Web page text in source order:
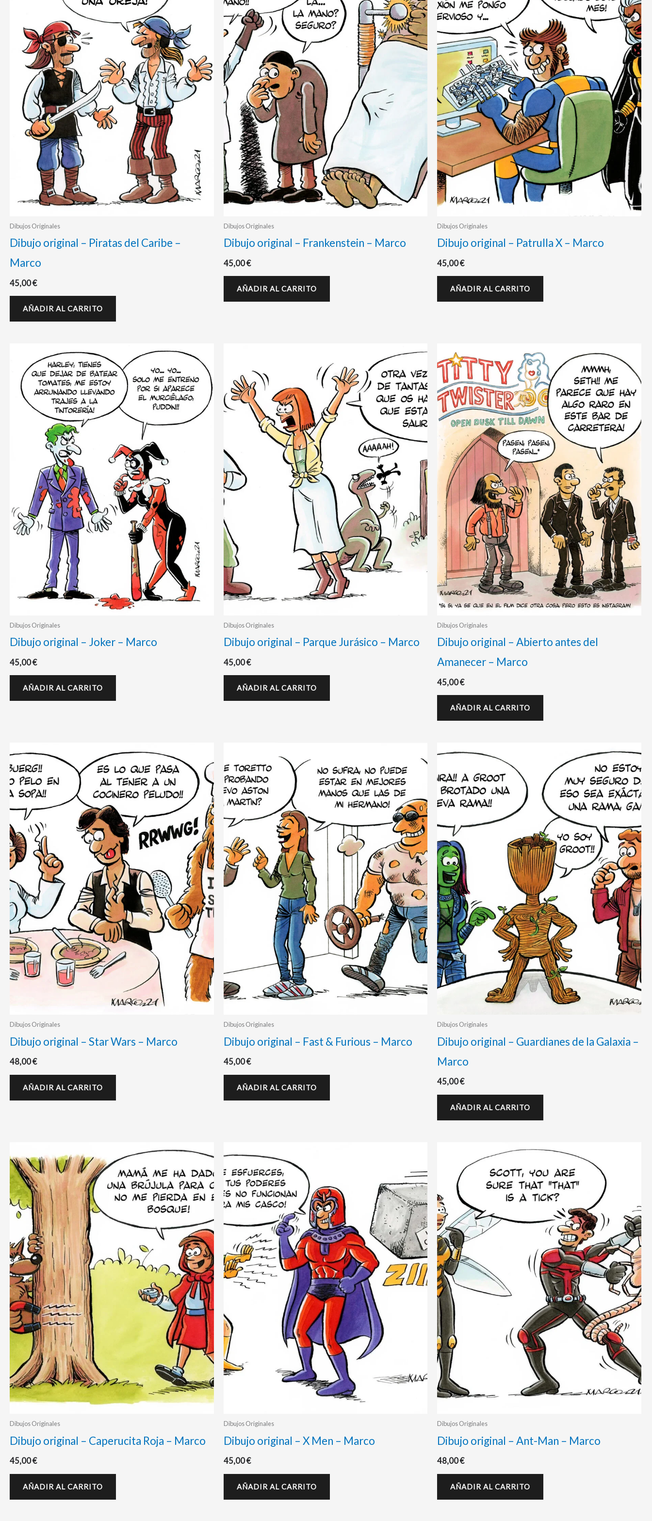
Dibujos Originales
Dibujo original – Piratas del Caribe –
Marco
45,00€
AÑADIR AL CARRITO
Dibujos Originales
Dibujo original – Frankenstein – Marco
45,00€
AÑADIR AL CARRITO
Dibujos Originales
Dibujo original – Patrulla X – Marco
45,00€
AÑADIR AL CARRITO
Dibujos Originales
Dibujo original – Joker – Marco
45,00€
AÑADIR AL CARRITO
Dibujos Originales
Dibujo original – Parque Jurásico – Marco
45,00€
AÑADIR AL CARRITO
Dibujos Originales
Dibujo original – Abierto antes del
Amanecer – Marco
45,00€
AÑADIR AL CARRITO
Dibujos Originales
Dibujo original – Star Wars – Marco
48,00€
AÑADIR AL CARRITO
Dibujos Originales
Dibujo original – Fast & Furious – Marco
45,00€
AÑADIR AL CARRITO
Dibujos Originales
Dibujo original – Guardianes de la Galaxia –
Marco
45,00€
AÑADIR AL CARRITO
Dibujos Originales
Dibujo original – Caperucita Roja – Marco
45,00€
AÑADIR AL CARRITO
Dibujos Originales
Dibujo original – X Men – Marco
45,00€
AÑADIR AL CARRITO
Dibujos Originales
Dibujo original – Ant-Man – Marco
48,00€
AÑADIR AL CARRITO